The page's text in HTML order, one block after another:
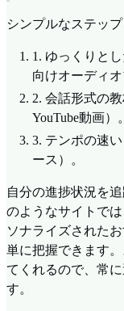
シンプルなステッ
1. ゆっくりと
向けオーディオ
2. 会話形式の
YouTube動画）。
3. テンポの速
ース）。
自分の進捗状況を
のようなサイトで
ソナライズされた
単に把握できます
てくれるので、常
す。